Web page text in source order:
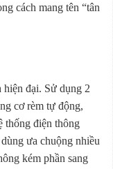
cách mang tên “tân
hiện đại. Sử dụng 2
cơ rèm tự động,
thống điện thông
ưa chuộng nhiều
kém phần sang